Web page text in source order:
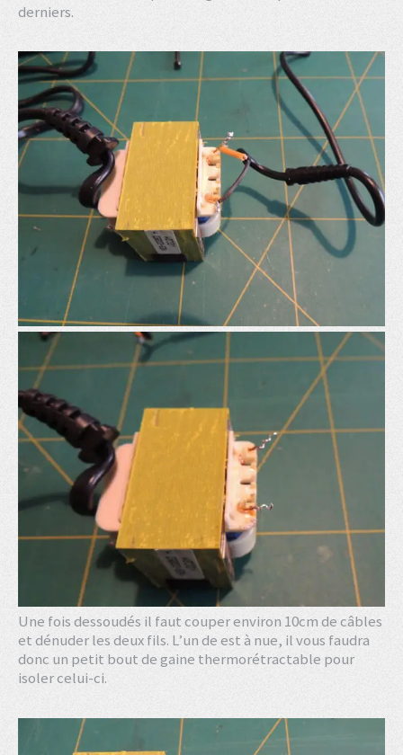
derniers.
Une fois dessoudés il faut couper environ 10cm de câbles
et dénuder les deux fils. L’un de est à nue, il vous faudra
donc un petit bout de gaine thermorétractable pour
isoler celui-ci.